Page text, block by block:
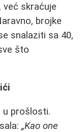
skraćuje
brojke
snalaziti sa 40,
što
u prošlosti.
„Kao one